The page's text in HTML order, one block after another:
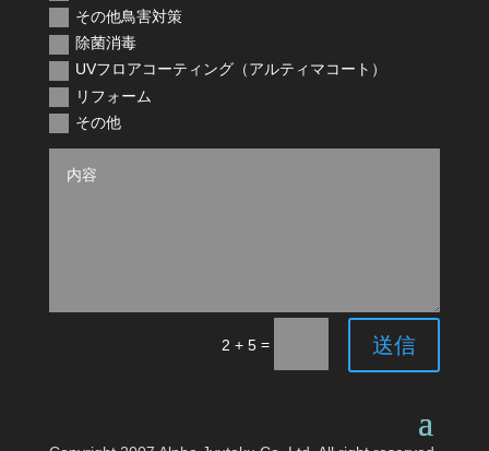
その他鳥害対策
除菌消毒
UVフロアコーティング（アルティマコート）
リフォーム
その他
2 + 5 = 送信